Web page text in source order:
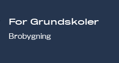
For Grundskoler
Brobygning